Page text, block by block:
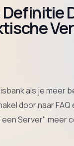
Definitie
als je meer
door naar FAQ
een Server" meer